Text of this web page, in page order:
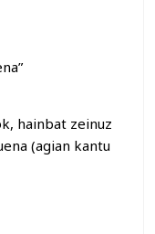
hainbat zeinuz
(agian kantu